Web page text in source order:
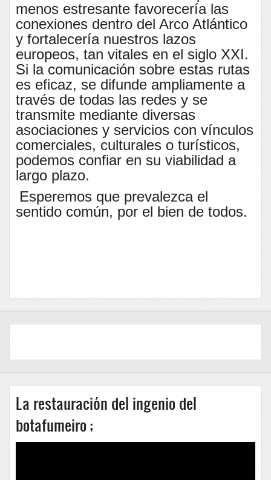
menos estresante favorecería las
conexiones dentro del Arco Atlántico
y fortalecería nuestros lazos
europeos, tan vitales en el siglo XXI.
Si la comunicación sobre estas rutas
es eficaz, se difunde ampliamente a
través de todas las redes y se
transmite mediante diversas
asociaciones y servicios con vínculos
comerciales, culturales o turísticos,
podemos confiar en su viabilidad a
largo plazo.
Esperemos que prevalezca el
sentido común, por el bien de todos.
La restauración del ingenio del
botafumeiro ;